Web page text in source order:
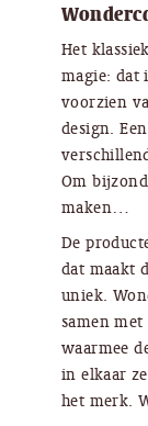
Het
magie: dat
voorzien
design.
Om
maken…
De
dat maakt
uniek.
samen
waarmee
in elkaar
het merk.